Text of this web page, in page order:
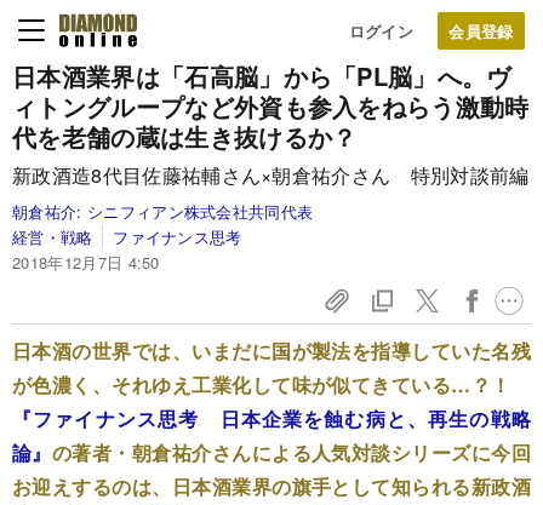
ログイン
日本酒業界は「石高脳」から「PL脳」へ。ヴ
ィトングループなど外資も参入をねらう激動時
代を老舗の蔵は生き抜けるか？
新政酒造8代目佐藤祐輔さん×朝倉祐介さん 特別対談前編
朝倉祐介: シニフィアン株式会社共同代表
経営・戦略
ファイナンス思考
2018年12月7日 4:50
日本酒の世界では、いまだに国が製法を指導していた名残
が色濃く、それゆえ工業化して味が似てきている…？！
『ファイナンス思考 日本企業を蝕む病と、再生の戦略
論』 の著者・朝倉祐介さんによる人気対談シリーズに今回
お迎えするのは、日本酒業界の旗手として知られる新政酒